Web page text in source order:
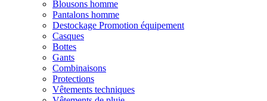
Blousons homme
Pantalons homme
Destockage Promotion équipement
Casques
Bottes
Gants
Combinaisons
Protections
Vêtements techniques